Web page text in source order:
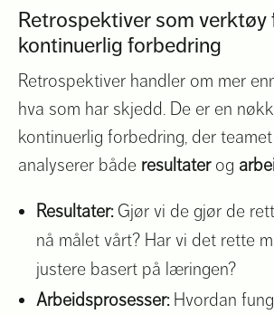
Retrospektiver som verktøy
kontinuerlig forbedring
Retrospektiver handler om mer
hva som har skjedd. De er en
kontinuerlig forbedring, der
analyserer både resultaterog
Resultater:Gjør vi de gjør de
nå målet vårt? Har vi det rette
justere basert på læringen?
Arbeidsprosesser:Hvordan